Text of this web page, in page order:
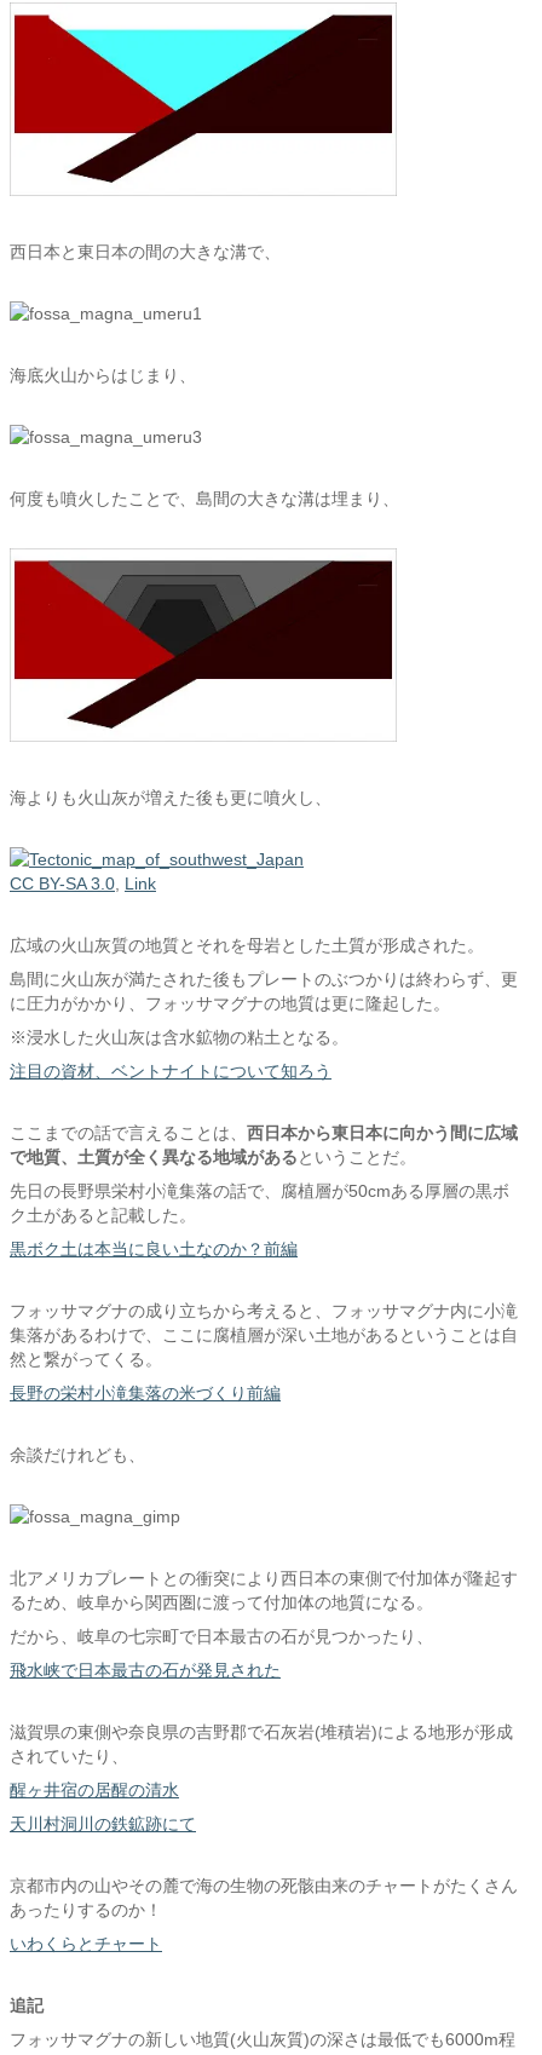
西日本と東日本の間の大きな溝で、
海底火山からはじまり、
何度も噴火したことで、島間の大きな溝は埋まり、
海よりも火山灰が増えた後も更に噴火し、
CC BY-SA 3.0 Link
広域の火山灰質の地質とそれを母岩とした土質が形成された。
島間に火山灰が満たされた後もプレートのぶつかりは終わらず、更
に圧力がかかり、フォッサマグナの地質は更に隆起した。
※浸水した火山灰は含水鉱物の粘土となる。
注目の資材、ベントナイトについて知ろう
ここまでの話で言えることは、 西日本から東日本に向かう間に広域
で地質、土質が全く異なる地域があるということだ。
先日の長野県栄村小滝集落の話で、腐植層が50cmある厚層の黒ボ
ク土があると記載した。
黒ボク土は本当に良い土なのか？前編
フォッサマグナの成り立ちから考えると、フォッサマグナ内に小滝
集落があるわけで、ここに腐植層が深い土地があるということは自
然と繋がってくる。
長野の栄村小滝集落の米づくり前編
余談だけれども、
北アメリカプレートとの衝突により西日本の東側で付加体が隆起す
るため、岐阜から関西圏に渡って付加体の地質になる。
だから、岐阜の七宗町で日本最古の石が見つかったり、
飛水峡で日本最古の石が発見された
滋賀県の東側や奈良県の吉野郡で石灰岩(堆積岩)による地形が形成
されていたり、
醒ヶ井宿の居醒の清水
天川村洞川の鉄鉱跡にて
京都市内の山やその麓で海の生物の死骸由来のチャートがたくさん
あったりするのか！
いわくらとチャート
追記
フォッサマグナの新しい地質(火山灰質)の深さは最低でも6000m程